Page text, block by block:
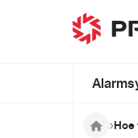
Ga naar de inhoud
Hoe